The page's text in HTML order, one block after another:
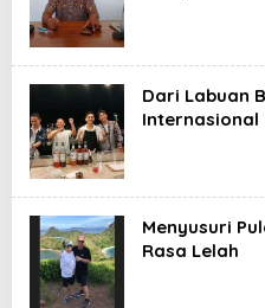
Dari Labuan
Internasional
Menyusuri
Rasa Lelah